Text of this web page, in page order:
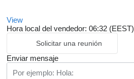
View
Hora local del vendedor: 06:32 (EEST)
Solicitar una reunión
Enviar mensaje